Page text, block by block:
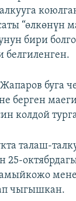
“өлкөнүн
бири
белгиленген.
буга
берген
колдой
талаш-
чыгышкан.